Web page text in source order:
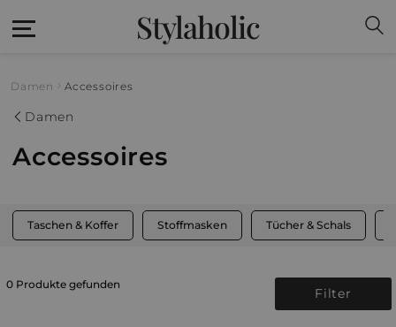
Stylaholic
Damen Accessoires
Damen
Accessoires
Taschen & Koffer Stoffmasken Tücher & Schals
0 Produkte gefunden
Filter